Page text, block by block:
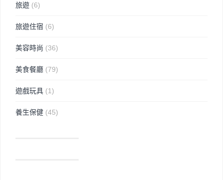
旅遊 (6)
旅遊住宿 (6)
美容時尚 (36)
美食餐廳 (79)
遊戲玩具 (1)
養生保健 (45)